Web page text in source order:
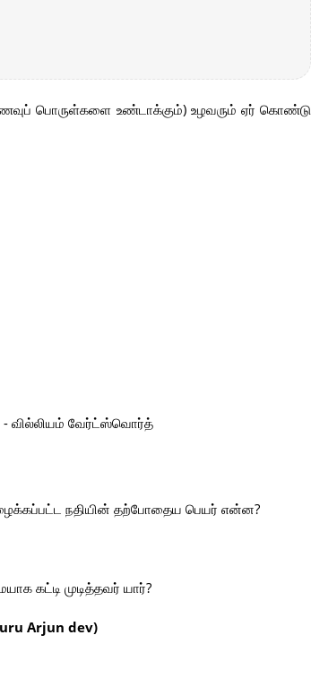
பொருள்களை உண்டாக்கும்) உழவரும் ஏர் கொண்டு
- வில்லியம் வேர்ட்ஸ்வொர்த்
நதியின் தற்போதைய பெயர் என்ன?
கட்டி முடித்தவர் யார்?
Arjun dev)